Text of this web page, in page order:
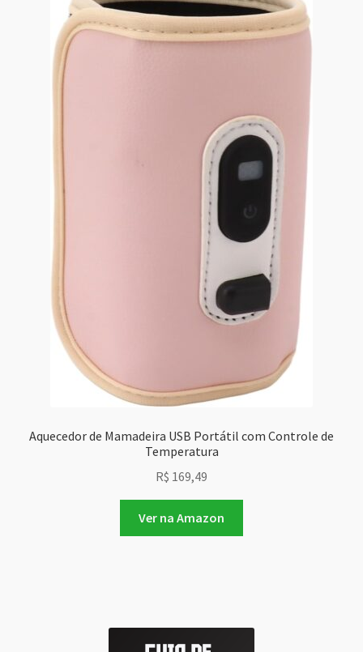
Aquecedor de Mamadeira USB Portátil com Controle de
Temperatura
R$ 169,49
Ver na Amazon